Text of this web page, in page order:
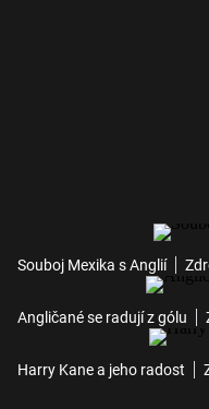
Souboj Mexika s Anglií
Angličané se radují z gólu
Harry Kane a jeho radost